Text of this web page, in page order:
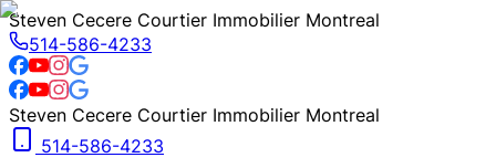
Steven Cecere Courtier Immobilier Montreal
514-586-4233
Steven Cecere Courtier Immobilier Montreal
514-586-4233